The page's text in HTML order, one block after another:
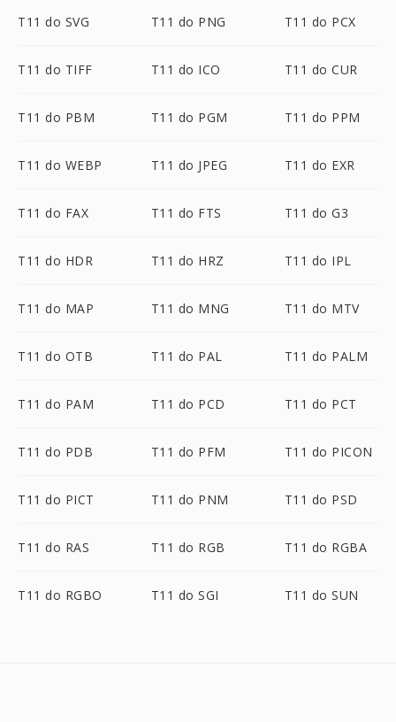
T11 do SVG T11 do PNG T11 do PCX
T11 do TIFF T11 do ICO T11 do CUR
T11 do PBM T11 do PGM T11 do PPM
T11 do WEBP T11 do JPEG T11 do EXR
T11 do FAX T11 do FTS T11 do G3
T11 do HDR T11 do HRZ T11 do IPL
T11 do MAP T11 do MNG T11 do MTV
T11 do OTB T11 do PAL T11 do PALM
T11 do PAM T11 do PCD T11 do PCT
T11 do PDB T11 do PFM T11 do PICON
T11 do PICT T11 do PNM T11 do PSD
T11 do RAS T11 do RGB T11 do RGBA
T11 do RGBO T11 do SGI T11 do SUN